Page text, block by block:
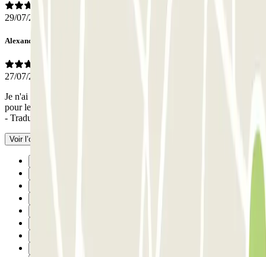
29/07/2026
Alexandra
27/07/2026
Je n'ai pas bien compris comment accéder depuis la rue au parking
pour le récupérer. Les places sont larges et l'emplacement est parfait
- Traduit avec l’IA
Voir l’original